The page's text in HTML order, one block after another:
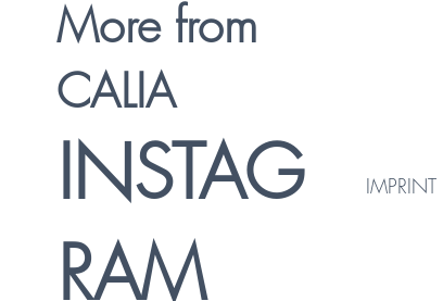
IMPRINT
More from
CALIA
INSTAG
RAM